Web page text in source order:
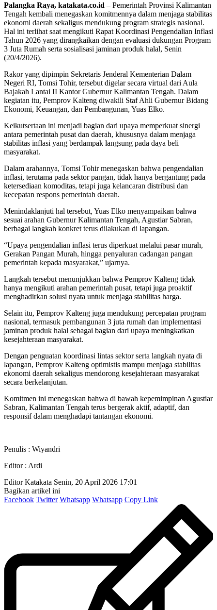
Palangka Raya, katakata.co.id – Pemerintah Provinsi Kalimantan
Tengah kembali menegaskan komitmennya dalam menjaga stabilitas
ekonomi daerah sekaligus mendukung program strategis nasional.
Hal ini terlihat saat mengikuti Rapat Koordinasi Pengendalian Inflasi
Tahun 2026 yang dirangkaikan dengan evaluasi dukungan Program
3 Juta Rumah serta sosialisasi jaminan produk halal, Senin
(20/4/2026).
Rakor yang dipimpin Sekretaris Jenderal Kementerian Dalam
Negeri RI, Tomsi Tohir, tersebut digelar secara virtual dari Aula
Bajakah Lantai II Kantor Gubernur Kalimantan Tengah. Dalam
kegiatan itu, Pemprov Kalteng diwakili Staf Ahli Gubernur Bidang
Ekonomi, Keuangan, dan Pembangunan, Yuas Elko.
Keikutsertaan ini menjadi bagian dari upaya memperkuat sinergi
antara pemerintah pusat dan daerah, khususnya dalam menjaga
stabilitas inflasi yang berdampak langsung pada daya beli
masyarakat.
Dalam arahannya, Tomsi Tohir menegaskan bahwa pengendalian
inflasi, terutama pada sektor pangan, tidak hanya bergantung pada
ketersediaan komoditas, tetapi juga kelancaran distribusi dan
kecepatan respons pemerintah daerah.
Menindaklanjuti hal tersebut, Yuas Elko menyampaikan bahwa
sesuai arahan Gubernur Kalimantan Tengah, Agustiar Sabran,
berbagai langkah konkret terus dilakukan di lapangan.
“Upaya pengendalian inflasi terus diperkuat melalui pasar murah,
Gerakan Pangan Murah, hingga penyaluran cadangan pangan
pemerintah kepada masyarakat,” ujarnya.
Langkah tersebut menunjukkan bahwa Pemprov Kalteng tidak
hanya mengikuti arahan pemerintah pusat, tetapi juga proaktif
menghadirkan solusi nyata untuk menjaga stabilitas harga.
Selain itu, Pemprov Kalteng juga mendukung percepatan program
nasional, termasuk pembangunan 3 juta rumah dan implementasi
jaminan produk halal sebagai bagian dari upaya meningkatkan
kesejahteraan masyarakat.
Dengan penguatan koordinasi lintas sektor serta langkah nyata di
lapangan, Pemprov Kalteng optimistis mampu menjaga stabilitas
ekonomi daerah sekaligus mendorong kesejahteraan masyarakat
secara berkelanjutan.
Komitmen ini menegaskan bahwa di bawah kepemimpinan Agustiar
Sabran, Kalimantan Tengah terus bergerak aktif, adaptif, dan
responsif dalam menghadapi tantangan ekonomi.
Penulis : Wiyandri
Editor : Ardi
Editor Katakata Senin, 20 April 2026 17:01
Bagikan artikel ini
Facebook Twitter Whatsapp Whatsapp Copy Link